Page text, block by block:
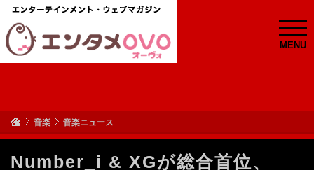
MENU
音楽 音楽ニュース
Number_i & XGが総合首位、